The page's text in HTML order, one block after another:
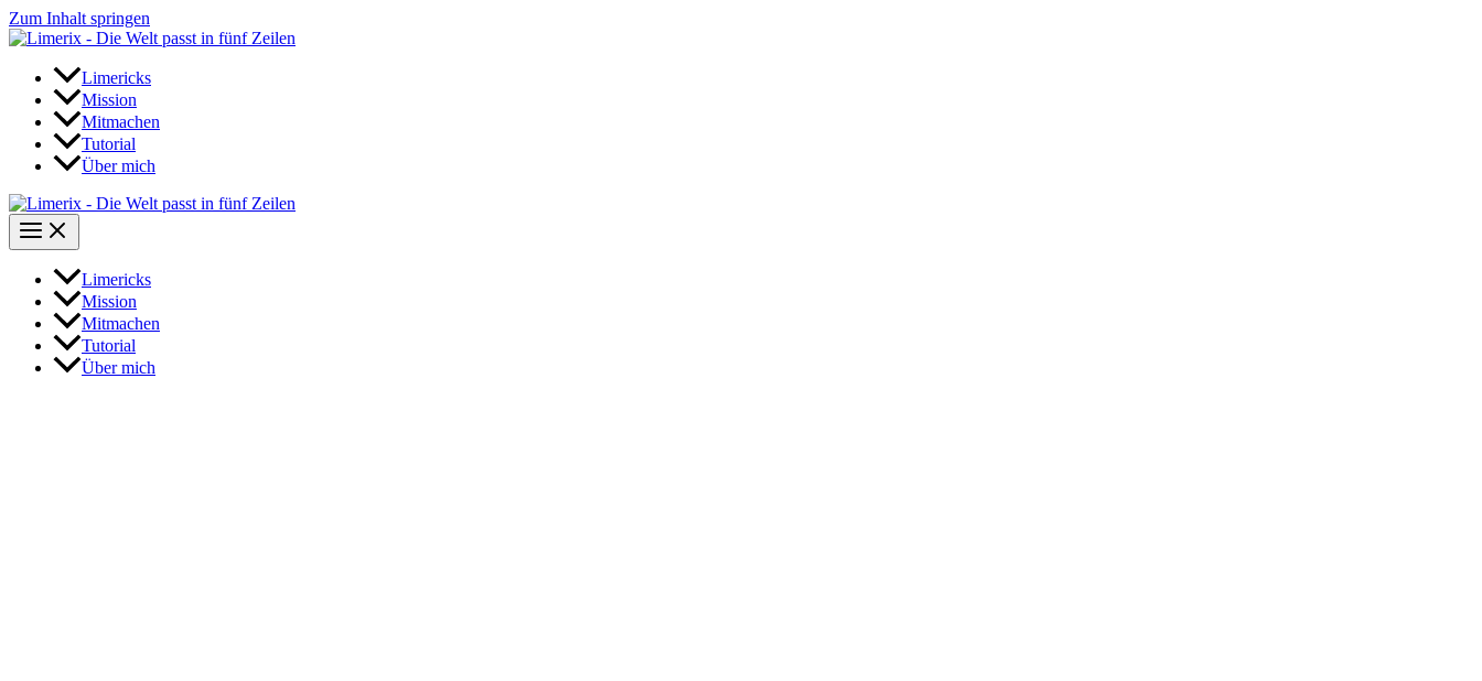
Zum Inhalt springen
Limericks
Mission
Mitmachen
Tutorial
Über mich
Limericks
Mission
Mitmachen
Tutorial
Über mich